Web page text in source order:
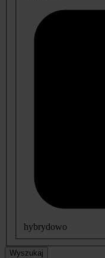
hybrydowo
Wyszukaj